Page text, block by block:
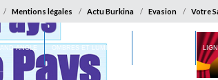
Mentions légales Actu Burkina Evasion Votre
ANGLE OMBRES ET LUMIÈRES